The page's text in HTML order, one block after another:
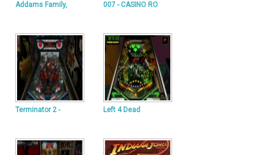
Addams Family, 007 - CASINO RO
Terminator 2 - Left 4 Dead